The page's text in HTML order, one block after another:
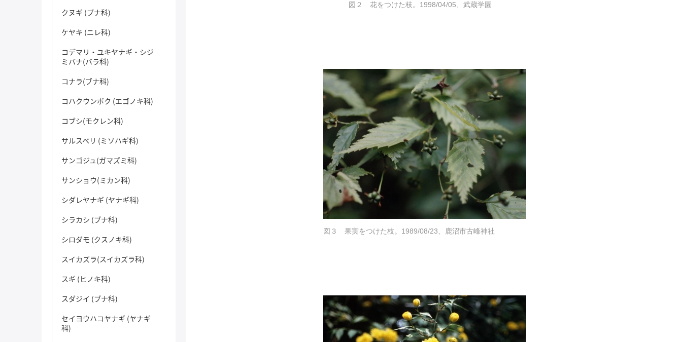
図２ 花をつけた枝。1998/04/05、武蔵学園
図３ 果実をつけた枝。1989/08/23、鹿沼市古峰神社
クヌギ (ブナ科)
ケヤキ (ニレ科)
コデマリ・ユキヤナギ・シジ
ミバナ(バラ科)
コナラ(ブナ科)
コハクウンボク (エゴノキ科)
コブシ(モクレン科)
サルスベリ (ミソハギ科)
サンゴジュ(ガマズミ科)
サンショウ(ミカン科)
シダレヤナギ (ヤナギ科)
シラカシ (ブナ科)
シロダモ (クスノキ科)
スイカズラ(スイカズラ科)
スギ (ヒノキ科)
スダジイ (ブナ科)
セイヨウハコヤナギ (ヤナギ
科)